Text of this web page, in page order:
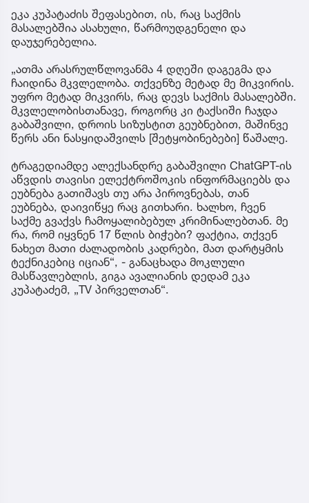
ეკა კუპატაძის შეფასებით, ის, რაც საქმის
მასალებშია ასახული, წარმოუდგენელი და
დაუჯერებელია.
„ათმა არასრულწლოვანმა 4 დღეში დაგეგმა და
ჩაიდინა მკვლელობა. თქვენზე მეტად მე მიკვირის.
უფრო მეტად მიკვირს, რაც დევს საქმის მასალებში.
მკვლელობისთანავე, როგორც კი ტაქსიში ჩაჯდა
გაბაშვილი, დროის სიზუსტით გეუბნებით, მაშინვე
წერს ანი ნასყიდაშვილს [შეტყობინებები] წაშალე.
ტრაგედიამდე ალექსანდრე გაბაშვილი ChatGPT-ის
აწვდის თავისი ელექტროშოკის ინფორმაციებს და
ეუბნება გათიშავს თუ არა პიროვნებას, თან
ეუბნება, დაივიწყე რაც გითხარი. ხალხო, ჩვენ
საქმე გვაქვს ჩამოყალიბებულ კრიმინალებთან. მე
რა, რომ იყვნენ 17 წლის ბიჭები? ფაქტია, თქვენ
ნახეთ მათი ძალადობის კადრები, მათ დარტყმის
ტექნიკებიც იციან“, - განაცხადა მოკლული
მასწავლებლის, გიგა ავალიანის დედამ ეკა
კუპატაძემ, „TV პირველთან“.